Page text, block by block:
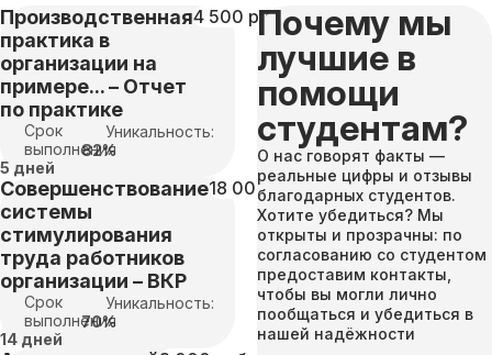
Производственная
практика в
организации на
примере... – Отчет
по практике
4 500 руб
Срок
выполнения
5 дней
Уникальность:
82%
Совершенствование
системы
стимулирования
труда работников
организации – ВКР
18 000 руб
Срок
выполнения
14 дней
Уникальность:
70%
Почему мы
лучшие в
помощи
студентам?
О нас говорят факты —
реальные цифры и отзывы
благодарных студентов.
Хотите убедиться? Мы
открыты и прозрачны: по
согласованию со студентом
предоставим контакты,
чтобы вы могли лично
пообщаться и убедиться в
нашей надёжности